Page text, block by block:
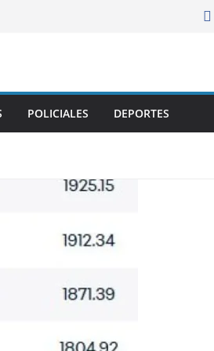
POLICIALES DEPORTES